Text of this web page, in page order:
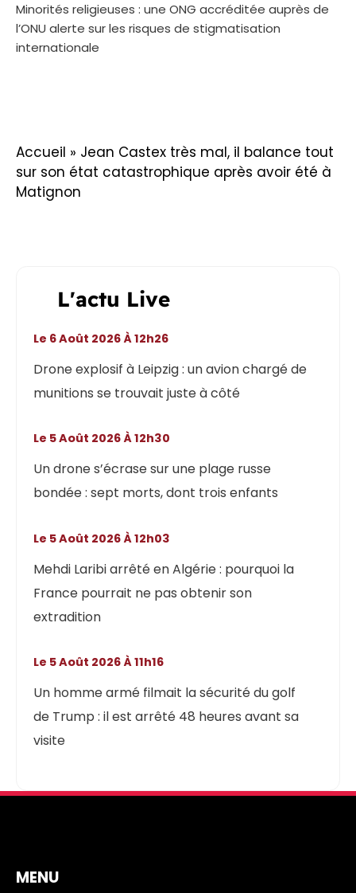
Minorités religieuses : une ONG accréditée auprès de
l’ONU alerte sur les risques de stigmatisation
internationale
Accueil » Jean Castex très mal, il balance tout
sur son état catastrophique après avoir été à
Matignon
L'actu Live
Drone explosif à Leipzig : un avion chargé de
munitions se trouvait juste à côté
Le 6 Août 2026 À 12h26
Un drone s’écrase sur une plage russe
bondée : sept morts, dont trois enfants
Le 5 Août 2026 À 12h30
Mehdi Laribi arrêté en Algérie : pourquoi la
France pourrait ne pas obtenir son
extradition
Le 5 Août 2026 À 12h03
Un homme armé filmait la sécurité du golf
de Trump : il est arrêté 48 heures avant sa
visite
Le 5 Août 2026 À 11h16
MENU